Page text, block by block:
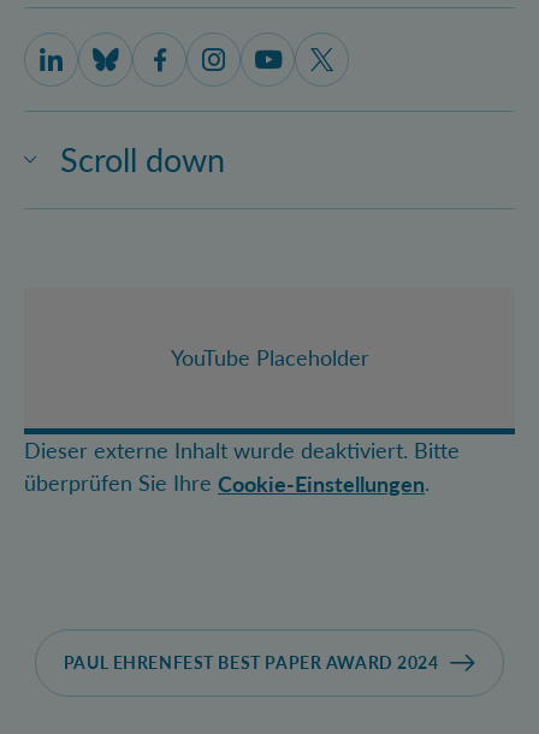
Scroll down
IQOQI Vienna on LinkedIn
IQOQI Vienna on Bluesky
IQOQI Vienna on Facebook
IQOQI Vienna on Instagram
IQOQI Vienna on Youtube
IQOQI Vienna on X
YouTube Placeholder
Dieser externe Inhalt wurde deaktiviert. Bitte
überprüfen Sie Ihre Cookie-Einstellungen.
PAUL EHRENFEST BEST PAPER AWARD 2024